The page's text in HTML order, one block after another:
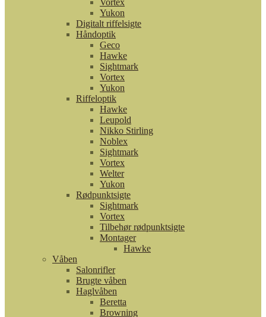
Vortex
Yukon
Digitalt riffelsigte
Håndoptik
Geco
Hawke
Sightmark
Vortex
Yukon
Riffeloptik
Hawke
Leupold
Nikko Stirling
Noblex
Sightmark
Vortex
Welter
Yukon
Rødpunktsigte
Sightmark
Vortex
Tilbehør rødpunktsigte
Montager
Hawke
Våben
Salonrifler
Brugte våben
Haglvåben
Beretta
Browning